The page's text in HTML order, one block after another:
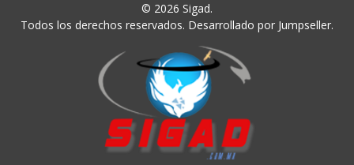
© 2026 Sigad.
Todos los derechos reservados. Desarrollado por Jumpseller.